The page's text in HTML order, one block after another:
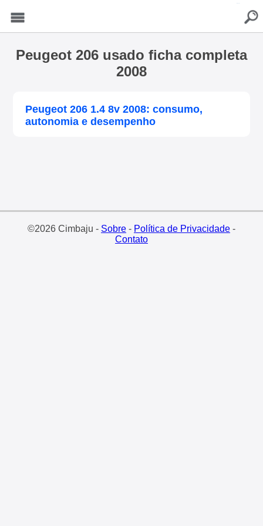
Peugeot 206 usado ficha completa
2008
Peugeot 206 1.4 8v 2008: consumo,
autonomia e desempenho
©2026 Cimbaju - Sobre- Política de Privacidade-
Contato